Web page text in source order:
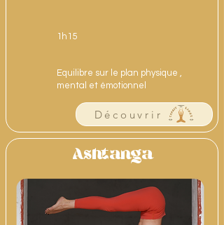
1h15
Equilibre sur le plan physique ,
mental et émotionnel
Découvrir
Ashtanga